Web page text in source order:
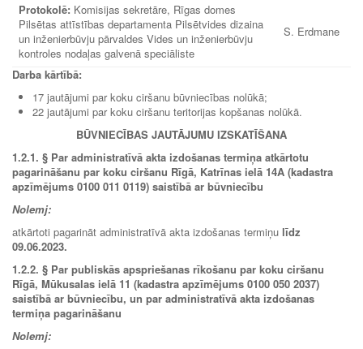
Protokolē: Komisijas sekretāre, Rīgas domes
Pilsētas attīstības departamenta Pilsētvides dizaina
un inženierbūvju pārvaldes Vides un inženierbūvju
kontroles nodaļas galvenā speciāliste
S. Erdmane
Darba kārtībā:
17 jautājumi par koku ciršanu būvniecības nolūkā;
22 jautājumi par koku ciršanu teritorijas kopšanas nolūkā.
BŪVNIECĪBAS JAUTĀJUMU IZSKATĪŠANA
1.2.1. § Par administratīvā akta izdošanas termiņa atkārtotu
pagarināšanu par koku ciršanu Rīgā, Katrīnas ielā 14A (kadastra
apzīmējums 0100 011 0119) saistībā ar būvniecību
Nolemj:
atkārtoti pagarināt administratīvā akta izdošanas termiņu līdz
09.06.2023.
1.2.2. § Par publiskās apspriešanas rīkošanu par koku ciršanu
Rīgā, Mūkusalas ielā 11 (kadastra apzīmējums 0100 050 2037)
saistībā ar būvniecību, un par administratīvā akta izdošanas
termiņa pagarināšanu
Nolemj: